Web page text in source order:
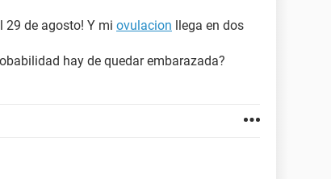
29 de agosto! Y mi ovulacion llega en dos
hay de quedar embarazada?